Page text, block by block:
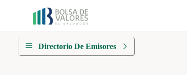
Directorio De Emisores